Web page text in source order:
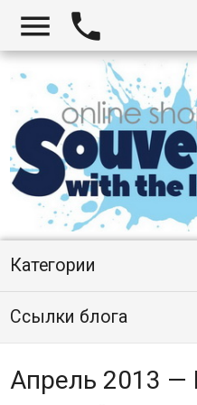
 
Категории
Ссылки блога
Апрель 2013